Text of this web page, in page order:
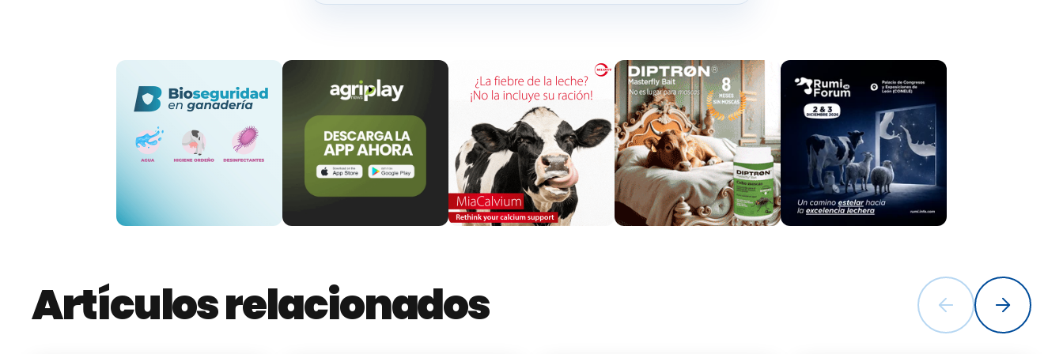
Tampoco tiene repercusión en la actividad cinegética”, aseguró Juan María Vázquez.
enfermedad hemorrágica epizoótica
es de declaración obligatoria, por lo que debe comunicarse la
sospecha a la autoridad competente, cuando se trate de rumiantes domésticos alServicio de Sanidad
Animal de la Comunidad Autónoma
y a los veterinarios de oficinas comarcales, y cuando afecte a rumiantes
silvestres a los agentes medio ambientales. En este último caso se pueden dirigir al teléfono delCentro de
968.177.500
La Comunidad trabaja junto a laFederación de Caza de la Región de Murcia
, como agentes custodios del
sintomatología, y con objeto de que los veterinarios del
Plan de Vigilancia Epidemiológica
muestras de los animales afectados para monitorizar la evolución de la enfermedad en los ejemplares
Artículos relacionados